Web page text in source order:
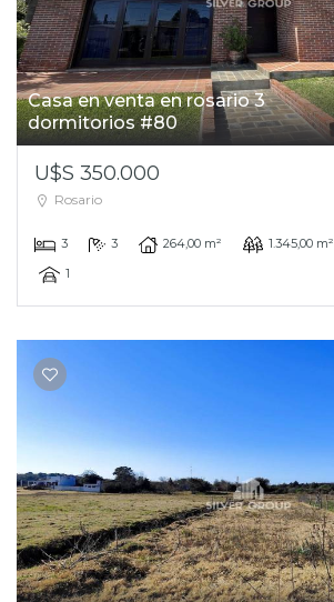
Casa en venta en rosario 3
dormitorios #80
U$S 350.000
Rosario
3 3 264,00 m² 1.345,00 m²
1